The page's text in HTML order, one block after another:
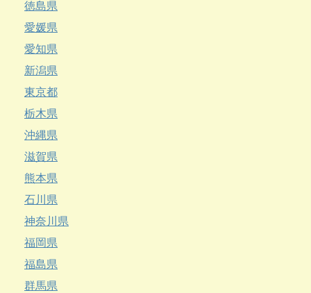
徳島県
愛媛県
愛知県
新潟県
東京都
栃木県
沖縄県
滋賀県
熊本県
石川県
神奈川県
福岡県
福島県
群馬県